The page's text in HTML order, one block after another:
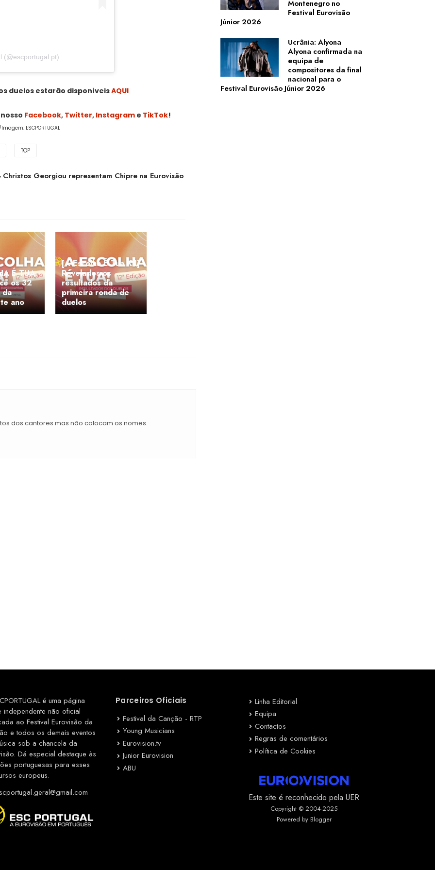
(@escportugal.pt)
duelos estarão disponíveisAQUI
Facebook, Twitter, Instagram e TikTok!
ESCPORTUGAL
TOP
Christos Georgiou representam Chipre na Eurovisão
É TUA
os 32
da
ano
[A Escolha É Tua XII]
Revelados os
resultados da
primeira ronda de
duelos
dos cantores mas não colocam os nomes.
Montenegro no
Festival Eurovisão
Júnior 2026
Ucrânia: Alyona
Alyona confirmada na
equipa de
compositores da final
nacional para o
Festival Eurovisão Júnior 2026
é uma página
independente não oficial
ao Festival Eurovisão da
e todos os demais eventos
sob a chancela da
Dá especial destaque às
portuguesas para esses
europeus.
Parceiros Oficiais
Festival da Canção - RTP
Young Musicians
Eurovision.tv
Junior Eurovision
ABU
Linha Editorial
Equipa
Contactos
Regras de comentários
Política de Cookies
Este site é reconhecido pela UER
Copyright © 2004-2025
Powered by Blogger